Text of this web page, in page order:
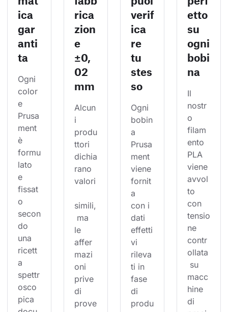
ica
gar
anti
ta
Ogni
color
e
Prusa
ment
è
formu
lato
e
fissat
o
secon
do
una
ricett
a
spettr
osco
pica
rica
zion
e
±0,
02
mm
Alcun
i
produ
ttori
dichia
rano
valori
simili,
ma
le
affer
mazi
oni
prive
di
prove
verif
ica
re
tu
stes
so
Ogni
bobin
a
Prusa
ment
viene
fornit
a
con i
dati
effetti
vi
rileva
ti in
fase
di
produ
etto
su
ogni
bobi
na
Il
nostr
o
filam
ento
PLA
viene
avvol
to
con
tensio
ne
contr
ollata
su
macc
hine
di